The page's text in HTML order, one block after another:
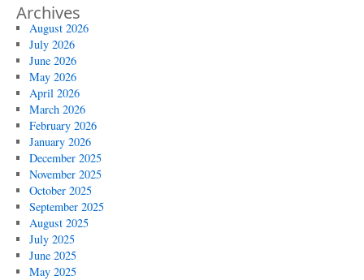
Archives
August 2026
July 2026
June 2026
May 2026
April 2026
March 2026
February 2026
January 2026
December 2025
November 2025
October 2025
September 2025
August 2025
July 2025
June 2025
May 2025